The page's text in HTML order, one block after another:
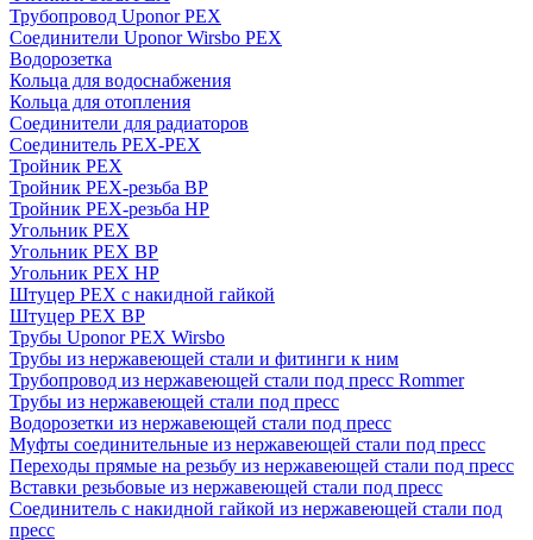
Трубопровод Uponor PEX
Соединители Uponor Wirsbo PEX
Водорозетка
Кольца для водоснабжения
Кольца для отопления
Соединители для радиаторов
Соединитель PEX-PEX
Тройник PEX
Тройник PEX-резьба ВР
Тройник PEX-резьба НР
Угольник PEX
Угольник PEX ВР
Угольник PEX НР
Штуцер PEX c накидной гайкой
Штуцер PEX ВР
Трубы Uponor PEX Wirsbo
Трубы из нержавеющей стали и фитинги к ним
Трубопровод из нержавеющей стали под пресс Rommer
Трубы из нержавеющей стали под пресс
Водорозетки из нержавеющей стали под пресс
Муфты соединительные из нержавеющей стали под пресс
Переходы прямые на резьбу из нержавеющей стали под пресс
Вставки резьбовые из нержавеющей стали под пресс
Соединитель с накидной гайкой из нержавеющей стали под
пресс